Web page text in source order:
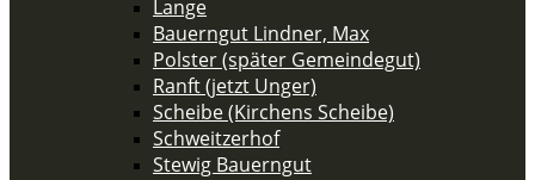
Lange
Bauerngut Lindner, Max
Polster (später Gemeindegut)
Ranft (jetzt Unger)
Scheibe (Kirchens Scheibe)
Schweitzerhof
Stewig Bauerngut